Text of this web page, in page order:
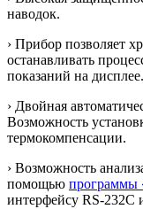
наводок.
› Прибор позволяет
останавливать
показаний на дисплее.
› Двойная
Возможность
термокомпенсации.
› Возможность
помощью программы
интерфейсу RS-232С